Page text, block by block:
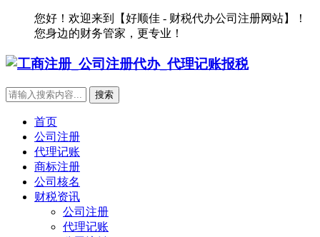
您好！欢迎来到【好顺佳 - 财税代办公司注册网站】！
您身边的财务管家，更专业！
首页
公司注册
代理记账
商标注册
公司核名
财税资讯
公司注册
代理记账